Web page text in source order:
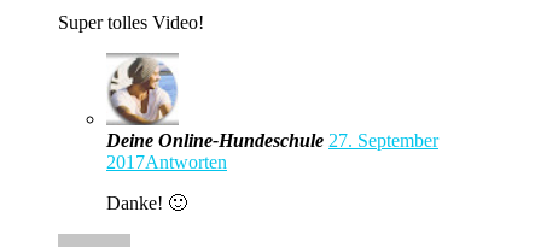
Super tolles Video!
Deine Online-Hundeschule 27. September
2017Antworten
Danke! 🙂